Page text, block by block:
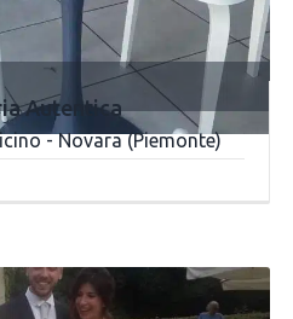
Autentica
- Novara (Piemonte)